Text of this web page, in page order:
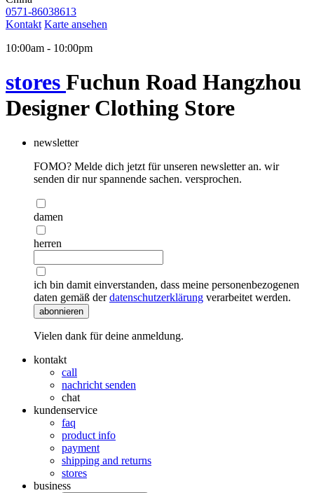
0571-86038613
Kontakt Karte ansehen
10:00am - 10:00pm
stores Fuchun Road Hangzhou
Designer Clothing Store
newsletter
FOMO? Melde dich jetzt für unseren newsletter an. wir
senden dir nur spannende sachen. versprochen.
damen
herren
ich bin damit einverstanden, dass meine personenbezogenen
daten gemäß derdatenschutzerklärung verarbeitet werden.
abonnieren
Vielen dank für deine anmeldung.
kontakt
call
nachricht senden
chat
kundenservice
faq
product info
payment
shipping and returns
stores
business